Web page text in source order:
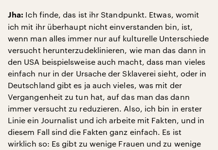
Jha: Ich finde, das ist ihr Standpunkt. Etwas, womit
ich mit ihr überhaupt nicht einverstanden bin, ist,
wenn man alles immer nur auf kulturelle Unterschiede
versucht herunterzudeklinieren, wie man das dann in
den USA beispielsweise auch macht, dass man vieles
einfach nur in der Ursache der Sklaverei sieht, oder in
Deutschland gibt es ja auch vieles, was mit der
Vergangenheit zu tun hat, auf das man das dann
immer versucht zu reduzieren. Also, ich bin in erster
Linie ein Journalist und ich arbeite mit Fakten, und in
diesem Fall sind die Fakten ganz einfach. Es ist
wirklich so: Es gibt zu wenige Frauen und zu wenige